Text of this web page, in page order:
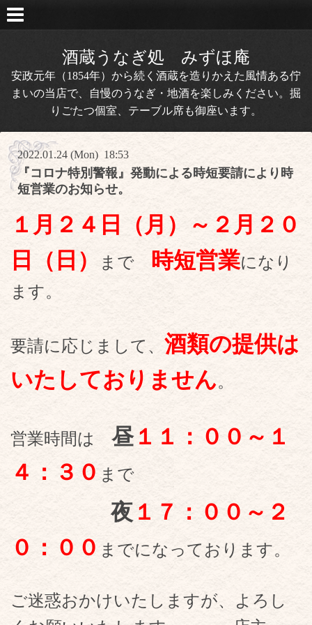
酒蔵うなぎ処 みずほ庵
安政元年（1854年）から続く酒蔵を造りかえた風情ある佇
まいの当店で、自慢のうなぎ・地酒を楽しみください。掘
りごたつ個室、テーブル席も御座います。
2022.01.24 (Mon) 18:53
『コロナ特別警報』発動による時短要請により時
短営業のお知らせ。
１月２４日（月）～２月２０
日（日）
まで 時短営業になり
ます。
要請に応じまして、 酒類の提供は
いたしておりません。
営業時間は 昼１１：００～１
４：３０ まで
夜 １７：００～２
０：００ までになっております。
ご迷惑おかけいたしますが、よろし